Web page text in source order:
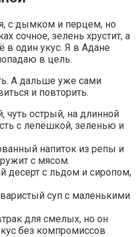
с дымком и перцем, но
сочное, зелень хрустит, а
в один укус. Я в Адане
в цель.
А дальше уже сами
и повторить.
чуть острый, на длинной
с лепёшкой, зеленью и
напиток из репы и
с мясом.
десерт с льдом и сиропом,
суп с маленькими
для смелых, но он
без компромиссов.